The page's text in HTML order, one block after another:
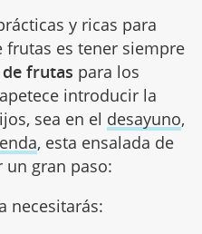
y ricas para
es tener siempre
de frutas para los
introducir la
sea en el desayuno,
, esta ensalada de
gran paso:
necesitarás: